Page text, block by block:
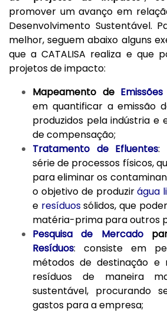
promover um avanço em
Desenvolvimento Sustentável.
melhor, seguem abaixo alguns
que a CATALISA realiza e que
projetos de impacto:
Mapeamento de
em quantificar a emissão
produzidos pela indústria e
de compensação;
Tratamento de Efluentes:
série de processos físicos,
para eliminar os
o objetivo de produzirágua
e resíduossólidos, que
matéria-prima para outros
Pesquisa de Mercado
Resíduos: consiste em
métodos de destinação e
resíduos de maneira
sustentável, procurando
gastos para a empresa;